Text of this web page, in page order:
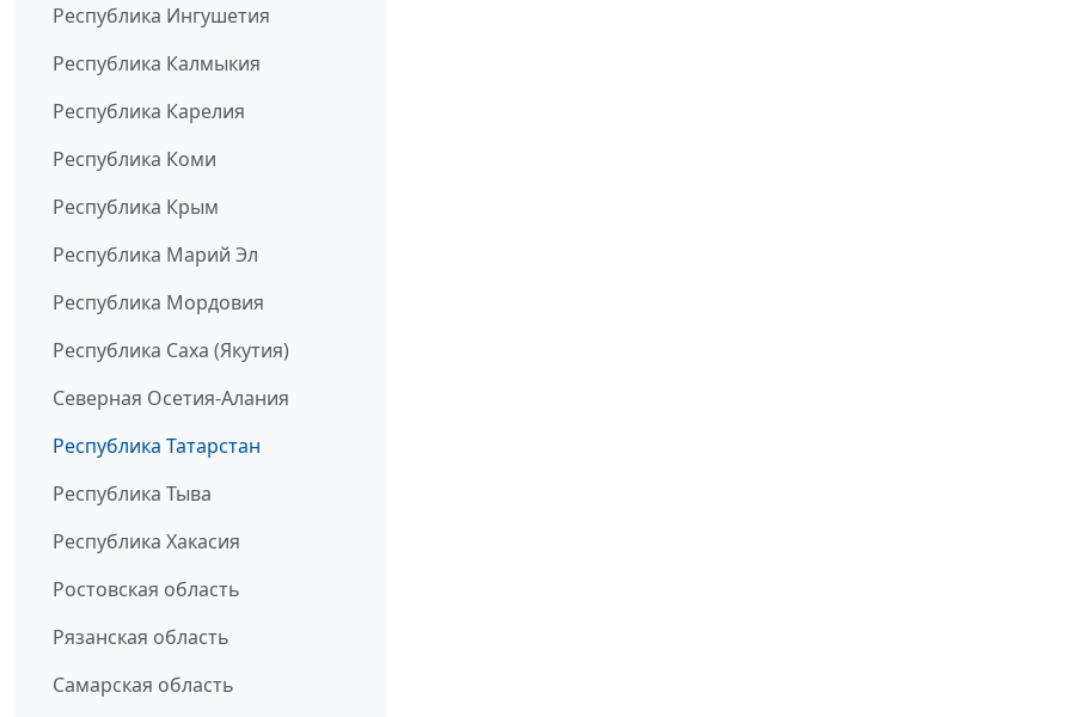
Республика Ингушетия
Республика Калмыкия
Республика Карелия
Республика Коми
Республика Крым
Республика Марий Эл
Республика Мордовия
Республика Саха (Якутия)
Северная Осетия-Алания
Республика Татарстан
Республика Тыва
Республика Хакасия
Ростовская область
Рязанская область
Самарская область